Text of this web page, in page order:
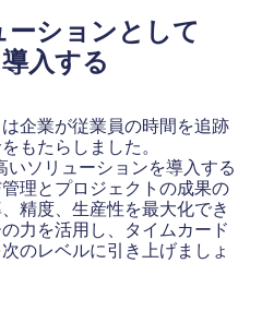
ションとして
入する
企業が従業員の時間を追跡
もたらしました。
ソリューションを導入する
理とプロジェクトの成果の
精度、生産性を最大化でき
力を活用し、タイムカード
のレベルに引き上げましょ